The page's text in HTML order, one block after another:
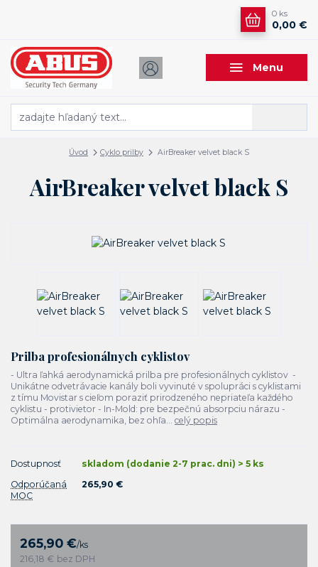
Menu
0 ks
0,00 €
Úvod Cyklo prilby AirBreaker velvet black S
AirBreaker velvet black S
Prilba profesionálnych cyklistov
- Ultra ľahká aerodynamická prilba pre profesionálnych cyklistov -
Unikátne odvetrávacie kanály boli vyvinuté v spolupráci s cyklistami
z tímu Movistar s cieľom poraziť prirodzeného nepriateľa každého
cyklistu - protivietor - In-Mold: pre bezpečnú absorpciu nárazu -
Optimálna aerodynamika, bez ohľa... celý popis
Dostupnosť
skladom (dodanie 2-7 prac. dni) > 5 ks
Odporúčaná
MOC
265,90 €
265,90 €/ks
216,18 € bez DPH